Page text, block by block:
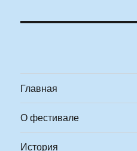
Главная
О фестивале
История